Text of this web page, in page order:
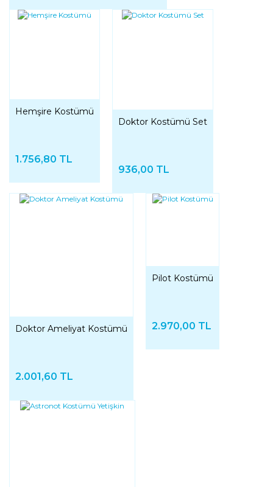
Hemşire Kostümü
1.756,80 TL
Doktor Kostümü Set
936,00 TL
Doktor Ameliyat Kostümü
2.001,60 TL
Pilot Kostümü
2.970,00 TL